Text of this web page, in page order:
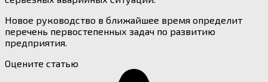
Новое руководство в ближайшее время определит
перечень первостепенных задач по развитию
предприятия.
Оцените статью